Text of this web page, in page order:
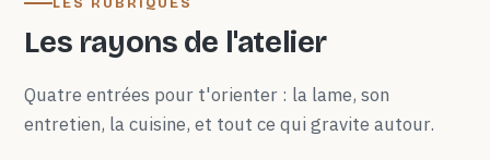
Les rayons de l'atelier
Quatre entrées pour t'orienter : la lame, son
entretien, la cuisine, et tout ce qui gravite autour.